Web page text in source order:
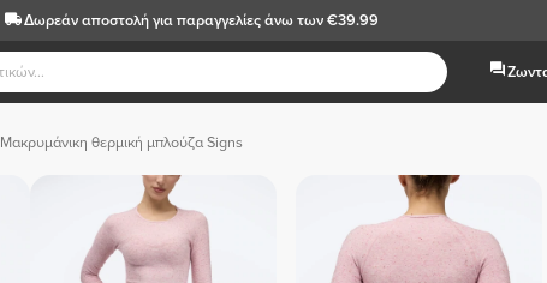
Δωρεάν αποστολήγια παραγγελίες άνω των €39.99
Μακρυμάνικη θερμική μπλούζα Signs